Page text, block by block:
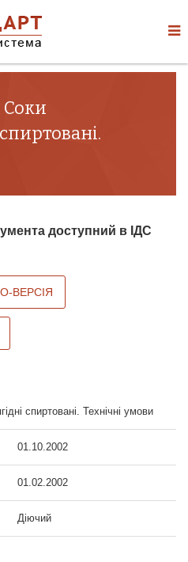
доступний в ІДС
ВЕРСІЯ
спиртовані. Технічні умови
01.10.2002
01.02.2002
Діючий